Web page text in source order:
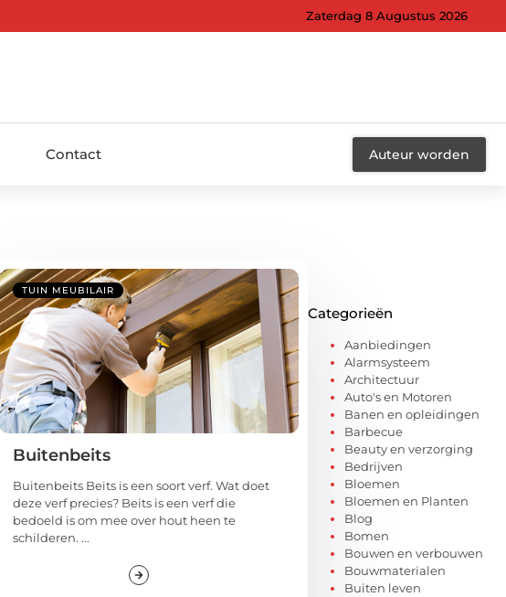
Zaterdag 8 Augustus 2026
Contact Auteur worden
TUIN MEUBILAIR
Buitenbeits
Buitenbeits Beits is een soort verf. Wat doet
deze verf precies? Beits is een verf die
bedoeld is om mee over hout heen te
schilderen. ...
Categorieën
Aanbiedingen
Alarmsysteem
Architectuur
Auto's en Motoren
Banen en opleidingen
Barbecue
Beauty en verzorging
Bedrijven
Bloemen
Bloemen en Planten
Blog
Bomen
Bouwen en verbouwen
Bouwmaterialen
Buiten leven